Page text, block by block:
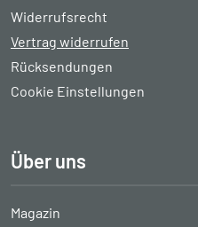
Widerrufsrecht
Vertrag widerrufen
Rücksendungen
Cookie Einstellungen
Über uns
Magazin